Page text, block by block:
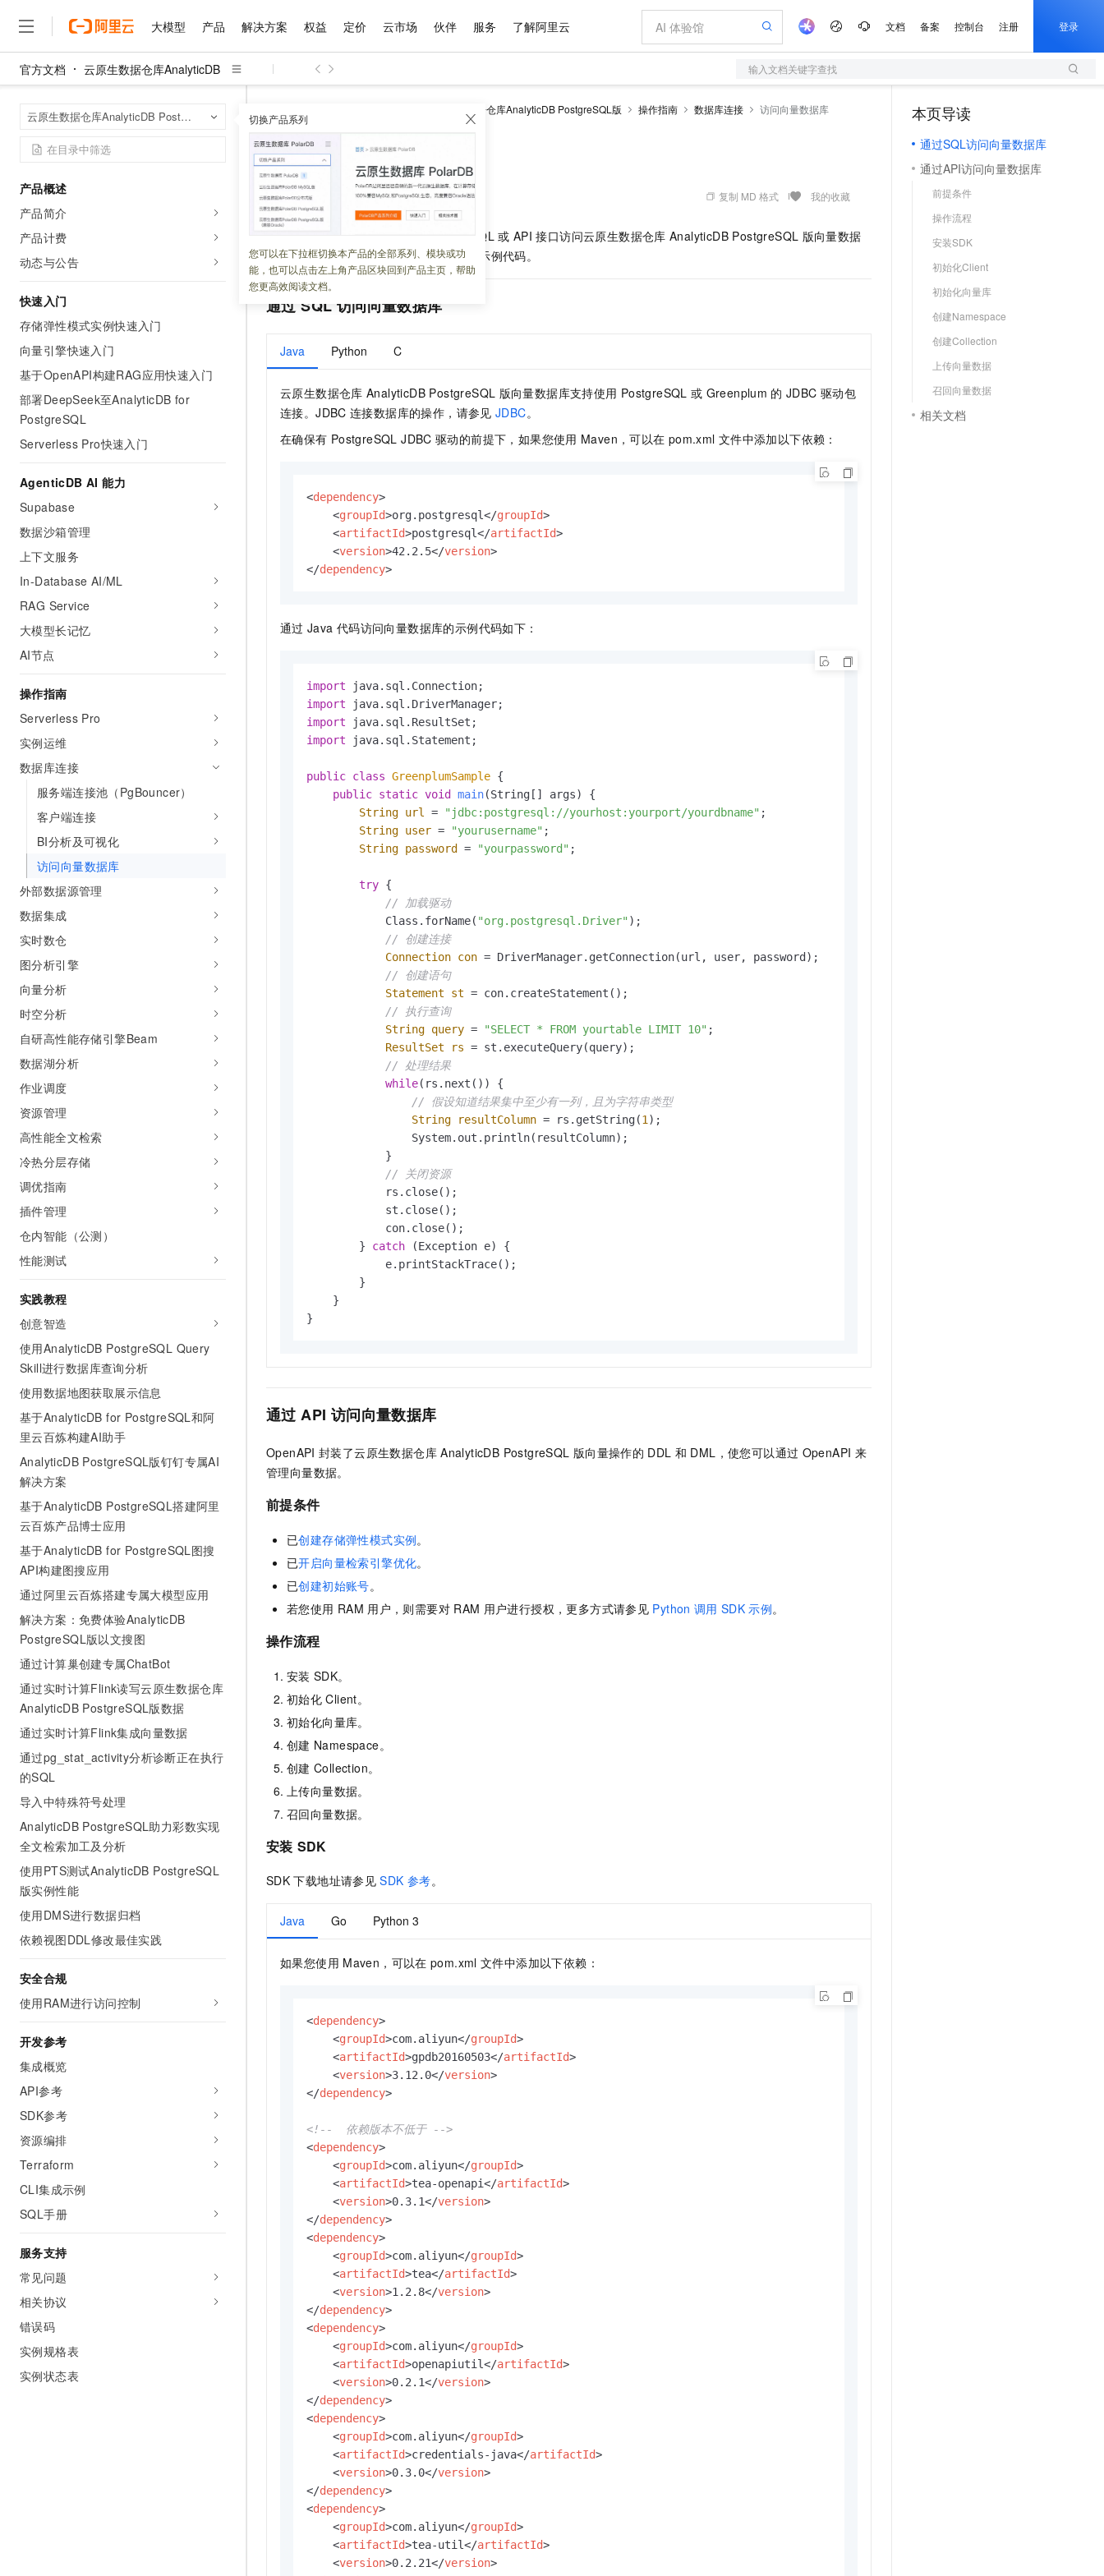
大模型 产品 解决方案 权益 定价 云市场 伙伴 服务 了解阿里云 文档 备案 控制台 注册 登录
官方文档 云原生数据仓库AnalyticDB 输入文档关键字查找
云原生数据仓库AnalyticDB PostgreSQL版 切换产品系列
您可以在下拉框切换本产品的全部系列、模块或功
能，也可以点击左上角产品区块回到产品主页，帮助
您更高效阅读文档。
产品概述
产品简介
产品计费
动态与公告
快速入门
存储弹性模式实例快速入门
向量引擎快速入门
基于OpenAPI构建RAG应用快速入门
部署DeepSeek至AnalyticDB for
PostgreSQL
Serverless Pro快速入门
AgenticDB AI 能力
Supabase
数据沙箱管理
上下文服务
In-Database AI/ML
RAG Service
大模型长记忆
AI节点
操作指南
Serverless Pro
实例运维
数据库连接
服务端连接池（PgBouncer）
客户端连接
BI分析及可视化
访问向量数据库
外部数据源管理
数据集成
实时数仓
图分析引擎
向量分析
时空分析
自研高性能存储引擎Beam
数据湖分析
作业调度
资源管理
高性能全文检索
冷热分层存储
调优指南
插件管理
仓内智能（公测）
性能测试
实践教程
创意智造
使用AnalyticDB PostgreSQL Query
Skill进行数据库查询分析
使用数据地图获取展示信息
基于AnalyticDB for PostgreSQL和阿
里云百炼构建AI助手
AnalyticDB PostgreSQL版钉钉专属AI
解决方案
基于AnalyticDB PostgreSQL搭建阿里
云百炼产品博士应用
基于AnalyticDB for PostgreSQL图搜
API构建图搜应用
通过阿里云百炼搭建专属大模型应用
解决方案：免费体验AnalyticDB
PostgreSQL版以文搜图
通过计算巢创建专属ChatBot
通过实时计算Flink读写云原生数据仓库
AnalyticDB PostgreSQL版数据
通过实时计算Flink集成向量数据
通过pg_stat_activity分析诊断正在执行
的SQL
导入中特殊符号处理
AnalyticDB PostgreSQL助力彩数实现
全文检索加工及分析
使用PTS测试AnalyticDB PostgreSQL
版实例性能
使用DMS进行数据归档
依赖视图DDL修改最佳实践
安全合规
使用RAM进行访问控制
开发参考
集成概览
API参考
SDK参考
资源编排
Terraform
CLI集成示例
SQL手册
服务支持
常见问题
相关协议
错误码
实例规格表
实例状态表
云原生数据仓库AnalyticDB PostgreSQL版 操作指南 数据库连接 访问向量数据库
访问向量数据库
更新时间： 2026-08-04 05:43:06 复制 MD 格式 我的收藏
SQL 或 API 接口访问云原生数据仓库 AnalyticDB PostgreSQL 版向量数据
库。本文介绍两种访问方式的使用方法和示例代码。
通过 SQL 访问向量数据库
Java Python C
云原生数据仓库 AnalyticDB PostgreSQL 版向量数据库支持使用 PostgreSQL 或 Greenplum 的 JDBC 驱动包
连接。JDBC 连接数据库的操作，请参见 JDBC。
在确保有 PostgreSQL JDBC 驱动的前提下，如果您使用 Maven，可以在 pom.xml 文件中添加以下依赖：
<dependency>
<groupId>org.postgresql</groupId>
<artifactId>postgresql</artifactId>
<version>42.2.5</version>
</dependency>
通过 Java 代码访问向量数据库的示例代码如下：
import
import
import
import java.sql.Statement;
public class GreenplumSample {
public static void main(String[] args)
{
String url = "jdbc:postgresql://yourhost:yourport/yourdbname" ;
String user = "yourusername" ;
String password = "yourpassword" ;
try {
// 加载驱动
            Class.forName(
"org.postgresql.Driver" );
// 创建连接
Connection con = DriverManager.getConnection(url, user, password);
// 创建语句
Statement
st = con.createStatement();
// 执行查询
String query = "SELECT * FROM yourtable LIMIT 10" ;
ResultSet
rs = st.executeQuery(query);
// 处理结果
while(rs.next()) {
// 假设知道结果集中至少有一列，且为字符串类型
String
resultColumn = rs.getString(1 );
                System.out.println(resultColumn);
            }
// 关闭资源
            rs.close();
            st.close();
            con.close();
        }
catch (Exception e) {
            e.printStackTrace();
        }
    }
通过 API 访问向量数据库
OpenAPI 封装了云原生数据仓库 AnalyticDB PostgreSQL 版向量操作的 DDL 和 DML，使您可以通过 OpenAPI 来
管理向量数据。
前提条件
已创建存储弹性模式实例。
已开启向量检索引擎优化。
已创建初始账号。
若您使用 RAM 用户，则需要对 RAM 用户进行授权，更多方式请参见 Python 调用 SDK 示例。
操作流程
安装 SDK。
初始化 Client。
初始化向量库。
创建 Namespace。
创建 Collection。
上传向量数据。
召回向量数据。
安装 SDK
SDK 下载地址请参见 SDK 参考。
Java Go Python 3
如果您使用 Maven，可以在 pom.xml 文件中添加以下依赖：
<dependency>
<groupId>com.aliyun</groupId>
<artifactId>gpdb20160503</artifactId>
<version>3.12.0</version>
</dependency>
<!--  依赖版本不低于 -->
<dependency>
<groupId>com.aliyun</groupId>
<artifactId>tea-openapi</artifactId>
<version>0.3.1</version>
</dependency>
<dependency>
<groupId>com.aliyun</groupId>
<artifactId>tea</artifactId>
<version>1.2.8</version>
</dependency>
<dependency>
<groupId>com.aliyun</groupId>
<artifactId>openapiutil</artifactId>
<version>0.2.1</version>
</dependency>
<dependency>
<groupId>com.aliyun</groupId>
<artifactId>credentials-java</artifactId>
<version>0.3.0</version>
</dependency>
<dependency>
<groupId>com.aliyun</groupId>
<artifactId>tea-util</artifactId>
<version>0.2.21</version>
本页导读
通过SQL访问向量数据库
通过API访问向量数据库
前提条件
操作流程
安装SDK
初始化Client
初始化向量库
创建Namespace
创建Collection
上传向量数据
召回向量数据
相关文档
大模型
大模型服务平台百炼
大模型
文本生成
Qwen3.8-Max HOT
智能体时代全能旗舰模型
Qwen3.7-Plus
Qwen3-VL-Plus
Kimi-K3 NEW
Kimi 最新旗舰模型，长程编程与推理利器
语音识别与合成
大模型服务
千问AI平台-模型体验
在线体验全尺寸、多种模态的模型效果
Happy 系列大模型
AI 应用构建
大模型服务平台百炼-智能体
灵活可视化地构建企业级 Agent
大模型原生应用
快速部署 Dify，高效搭建 AI 应用
依托云原生高可用架构,实现Dify私有化部署
10 分钟在聊天系统中增加一个 AI 助手 即刻拥有 DeepSeek-R1 满血版
产品
精选产品
人工智能与机器学习
存储
网络与CDN
安全
中间件
数据库
大数据计算
企业服务与云通信
域名与网站
Serverless
开发工具
迁移与运维管理
专有云
精选产品
大模型服务平台百炼
大模型服务与应用平台
千问大模型
多元化、高性能、安全可靠的大模型服务
无影云电脑
随时随地安全接入的云上超级电脑
云解析DNS
面向分析的企业级SaaS模式云数据仓库
域名与网站
对象存储 OSS
人工智能平台 PAI 大模型
一站式AI开发、训练和推理服务
Qoder CN
全托管，含MySQL、PostgreSQL、SQL Server、MariaDB多引擎
Qoder
面向真实软件的智能体编程平台
轻量应用服务器
数字证书管理服务（原SSL证书）
实现全站HTTPS，呈现可信的WEB访问
解决方案
精选解决方案
AI
现代化应用
安全
网络
可观测
上云与迁云
企业出海
政企业务
精选解决方案
睿译宝，AI翻译排版一步到位
上传文档即自动完成翻译和格式还原
GLM-5.2：长任务时代开源旗舰模型
真正可用的 1M 上下文,一次完成代码全链路开发
Hermes Agent，打造自进化智能体
自主进化，持久记忆，越用越聪明
快速拥有专属 OpenClaw
即刻拥有 DeepSeek-V4-Pro
轻松解锁专属 DeepSeek-V4-Pro
5 分钟轻松部署专属 QwenPaw HOT
从聊天伙伴进化为能主动干活的本地数字员工
Claude Code + GStack 打造工程团队
一键购买专属联机服务器，轻松开启游戏
高效搭建 AI 智能体与工作流应用
通过阿里云百炼高效搭建AI应用,助力高效开发
Agency Agents：拥有专属领域专家
HappyHorse 打造一站式影视创作平台
漫剧工坊：一站式动画创作平台
快速生产连贯的高质量长漫剧
高效部署网站，快速应用到小程序
权益 普惠上云
普惠上云 官方力荐
云服务器38元/年起，超值低价云产品抢先购
官方推荐返现计划
推荐新用户得奖励，单订单最高返9万
云工开物
高校专属算力普惠，学生认证享300元代金券
免费试用
最高领取价值200元试用点，立即开启云上创新
1亿+ 大模型 tokens 和 30+ 款产品免费体验
140+云产品 免费试用
产品新客免费试用，最长12个月
助力企业全员 AI 认知与能力提升
AI 特惠
智启 AI 普惠权益
阿里云 OPC 创新助力计划
至高百万元 Token 补贴，加速一人公司成长
Token Plan 模型订阅计划
Qwen3.8-Max 首发尝鲜，限时加量 10 倍，夜间低至2折
千问办公，限时限量积分加倍
夜间 5 折，Qwen/Meoo/TokenPlan 客户专享
AI 场景体验
从图文生成到视频创作，一键激活电商全链路生产力
AI 广告创作
图文、视频一站生成，高效打造优质广告素材
AI智能应用，一键激活高效办公新体验
自动承接线索、识别商机，让客服更高效、服务更出色。
AI 活动
AI 生产力先锋
先锋实践拓展 AI 生产力的边界
飞天发布时刻
所见，即是所愿
从基础到进阶，Agent 创客手把手教你
创新加速
覆盖90%+业务场景，专享组合折扣价
精选AI产品，从模型到应用全链提效
定价 产品定价
了解云产品的定价详情
云上成本管理
管理和优化成本
价格计算器
自助选配和估算价格
价格优势
推动算力普惠，释放技术红利
配置报价器
阿里云 OPC 创新助力计划
Token 补贴，五大权
益加速 OPC 成功
云市场 精选商城
网站建设
多端小程序
Salesforce 国际版订阅
友盟天域
观测云
Tuya 物联网平台阿里云版
蓝凌 OA
畅捷通
Tableau 订阅
AI空中课堂在线直播课堂（旗舰版）
行业生态解决方案
开发者生态解决方案
AI 开发和 AI 应用解决方案
数据与 API
数据集
身份实名认证
短信
OCR 文字识别
发票查验
ERP
CRM
400电话
基础软件
JAVA
Red Hat
专业服务
堡垒机
伙伴 成为销售伙伴
分销伙伴
咨询伙伴
销售伙伴合作计划
Salesforce On Alibaba Cloud
Consulting Partner 合作计划
AI 大模型销售与服务生态合作计划
成为产品伙伴
产品生态集成认证中心
产品生态伙伴工作台
产品伙伴合作计划
云网络合作计划
服务伙伴合作计划
Al MaaS 服务伙伴赋能合作
伙伴信用分合作计划
合作伙伴培训与认证
查询合作伙伴
登录合作伙伴管理后台
服务 售前咨询
在线服务
售后服务
自助服务
工单服务
短信专区
企业增值服务
企业支持计划
企业增值服务台
企业成长
服务实践
阿里云认证
信息公告
开发者社区
了解阿里云 为什么选择阿里云
什么是云计算
技术领先
稳定可靠
安全合规
分析师报告
研究报告与白皮书
AI 算法大赛
云开发大赛
入门学习赛
最佳实践
云上春晚
云栖战略参考
云上的中国
看见新力量
金融模力时刻
市场活动 加入我们